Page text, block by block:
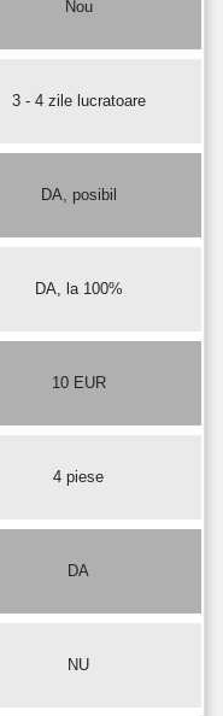
Nou
3 - 4 zile lucratoare
DA, posibil
DA, la 100%
10 EUR
4 piese
DA
NU